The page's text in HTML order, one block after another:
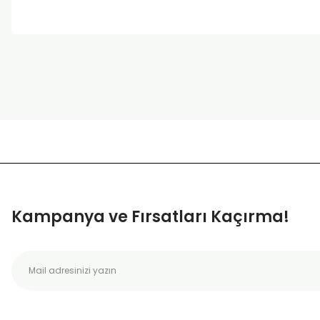
Kampanya ve Fırsatları Kaçırma!